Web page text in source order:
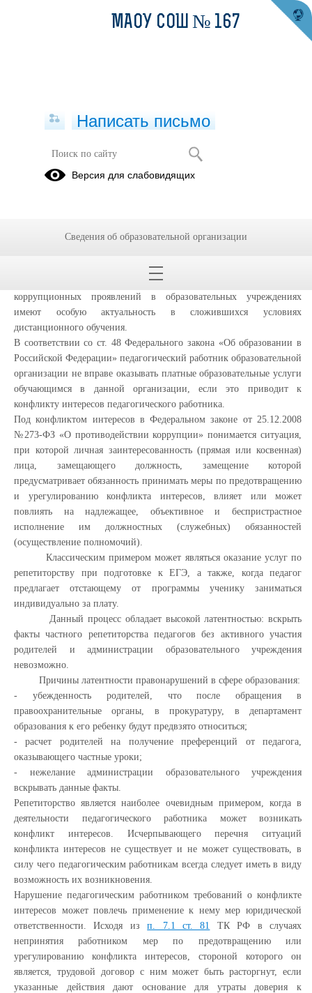
Коррупция. Документы школы
разъясняет:ответственность за коррупционные проявления в
Вопросы противодействия коррупции и профилактики
коррупционных проявлений в образовательных учреждениях
имеют особую актуальность в сложившихся условиях
дистанционного обучения.
В соответствии со ст. 48 Федерального закона «Об образовании в
Российской Федерации» педагогический работник образовательной
организации не вправе оказывать платные образовательные услуги
обучающимся в данной организации, если это приводит к
конфликту интересов педагогического работника.
Под конфликтом интересов в Федеральном законе от 25.12.2008
№273-ФЗ «О противодействии коррупции» понимается ситуация,
при которой личная заинтересованность (прямая или косвенная)
лица, замещающего должность, замещение которой
предусматривает обязанность принимать меры по предотвращению
и урегулированию конфликта интересов, влияет или может
повлиять на надлежащее, объективное и беспристрастное
исполнение им должностных (служебных) обязанностей
(осуществление полномочий).
Классическим примером может являться оказание услуг по
репетиторству при подготовке к ЕГЭ, а также, когда педагог
предлагает отстающему от программы ученику заниматься
индивидуально за плату.
Данный процесс обладает высокой латентностью: вскрыть
факты частного репетиторства педагогов без активного участия
родителей и администрации образовательного учреждения
невозможно.
Причины латентности правонарушений в сфере образования:
- убежденность родителей, что после обращения в
правоохранительные органы, в прокуратуру, в департамент
образования к его ребенку будут предвзято относиться;
- расчет родителей на получение преференций от педагога,
оказывающего частные уроки;
- нежелание администрации образовательного учреждения
вскрывать данные факты.
Репетиторство является наиболее очевидным примером, когда в
деятельности педагогического работника может возникать
конфликт интересов. Исчерпывающего перечня ситуаций
конфликта интересов не существует и не может существовать, в
силу чего педагогическим работникам всегда следует иметь в виду
возможность их возникновения.
Нарушение педагогическим работником требований о конфликте
интересов может повлечь применение к нему мер юридической
ответственности. Исходя изп. 7.1 ст. 81 ТК РФ в случаях
непринятия работником мер по предотвращению или
урегулированию конфликта интересов, стороной которого он
является, трудовой договор с ним может быть расторгнут, если
указанные действия дают основание для утраты доверия к
МАОУ СОШ № 167
Написать письмо
Версия для слабовидящих
Сведения об образовательной организации